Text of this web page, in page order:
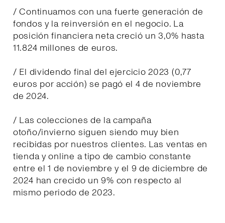
/ Continuamos con una fuerte generación de
fondos y la reinversión en el negocio. La
posición financiera neta creció un 3,0% hasta
11.824 millones de euros.
/ El dividendo final del ejercicio 2023 (0,77
euros por acción) se pagó el 4 de noviembre
de 2024.
/ Las colecciones de la campaña
otoño/invierno siguen siendo muy bien
recibidas por nuestros clientes. Las ventas en
tienda y online a tipo de cambio constante
entre el 1 de noviembre y el 9 de diciembre de
2024 han crecido un 9% con respecto al
mismo periodo de 2023.